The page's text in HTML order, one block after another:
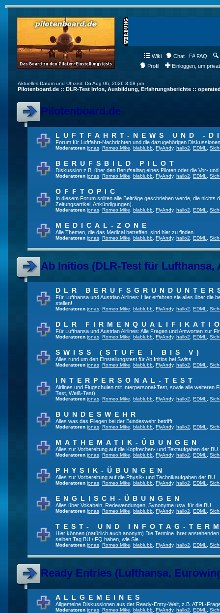
Wiki Chat FAQ
Profil
Einloggen, um
Aktuelles Datum und Uhrzeit: Do Aug 06, 2026 3:08 pm
Pilotenboard.de :: DLR-Test Infos, Ausbildung, Erfahrungsberichte ::
Pilotenboard.de
LUFTFAHRT-NEWS UND -
Forum für Luftfahrt-Nachrichten und die dazugehörigen
Moderatoren jonas Romeo.Mike blablubb FlyAndy, hallo2 EDML
BERUFSBILD PILOT
Diskussion z.B. über den Berufsalltag eines Piloten oder die Vor-
Moderatoren jonas Romeo.Mike blablubb FlyAndy, hallo2 EDML
OFFTOPIC
In diesem Forum sollten alle Beiträge geschrieben werde, die
Zeitungsartikel, Ankündigungen).
Moderatoren jonas Romeo.Mike blablubb FlyAndy, hallo2 EDML
MEDICAL-ZONE
Alle Themen, die das Medical betreffen, sind hier zu finden.
Moderatoren jonas Romeo.Mike blablubb FlyAndy, hallo2 EDML
Ab Initios (DLR-Test für Lufthansa,
DLR
Für Lufthansa und Austrian Airlines: Hier erfahren sie alles über die
stellen!
Moderatoren jonas Romeo.Mike blablubb FlyAndy, hallo2 EDML
DLR
Für Lufthansa und Austrian Airlines: Alle Fragen und Antworten zur
Moderatoren jonas Romeo.Mike blablubb FlyAndy, hallo2 EDML
SWISS (STUFE I BIS V)
Alles rund um den Einstellungstest für Ab Initios bei Swiss
Moderatoren jonas Romeo.Mike blablubb FlyAndy, hallo2 EDML
INTERPERSONAL-TEST
Airlines und Flugschulen mit Interpersonal-Test, sowie alle weiteren
Test, Weiß-Test)
Moderatoren jonas Romeo.Mike blablubb FlyAndy, hallo2 EDML
BUNDESWEHR
Alles was das Fliegen bei der Bundeswehr betrifft
Moderatoren jonas Romeo.Mike blablubb FlyAndy, hallo2 EDML
MATHEMATIK-ÜBUNGEN
Alles zur Vorbereitung auf die Kopfrechen- und Textaufgaben der BU.
Moderatoren jonas Romeo.Mike blablubb FlyAndy, hallo2 EDML
PHYSIK-ÜBUNGEN
Alles zur Vorbereitung auf die Physik- und Technikaufgaben der BU.
Moderatoren jonas Romeo.Mike blablubb FlyAndy, hallo2 EDML
ENGLISCH-ÜBUNGEN
Alles über Vokabeln, Redewendungen, Synonyme usw. für die BU
Moderatoren jonas Romeo.Mike blablubb FlyAndy, hallo2 EDML
TEST- UND INFOTAG-
Hier können (natürlich auch anonym) Die Termine Ihrer
selben Tag BU / FQ haben, wie Sie.
Moderatoren jonas Romeo.Mike blablubb FlyAndy, hallo2 EDML
Ready Entries (Lufthansa,
ALLGEMEINES
Allgemeine Diskussionen aus der Ready-Entry-Welt, z.B. ATPL-
Moderatoren jonas Romeo.Mike blablubb FlyAndy, hallo2 EDML